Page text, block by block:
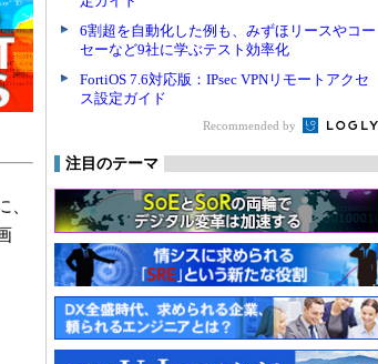
6割超を自動化した例も、みずほリースやコー
セーなど9社に学ぶテスト効率化
FortiOS 7.6対応版：IPsec VPNリモートアクセ
ス設定ガイド
Recommended by
注目のテーマ